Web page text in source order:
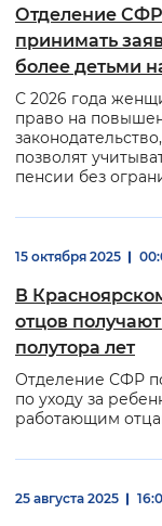
Отделение
принимать
более детьми
С 2026 года
право на
позволят
пенсии без
15 октября 2025
В
отцов
полутора лет
Отделение СФР
по уходу за
работающим
25 августа 2025